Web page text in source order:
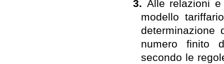
3. Alle relazioni
modello
numero finito
secondo le